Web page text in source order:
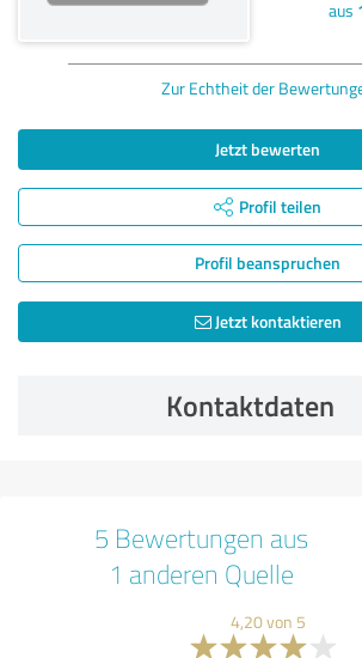
aus
Zur Echtheit der
Jetzt bewerten
Profil teilen
Profil beanspruchen
Jetzt kontaktieren
Kontaktdaten
5 Bewertungen aus
1 anderen Quelle
4,20 von 5